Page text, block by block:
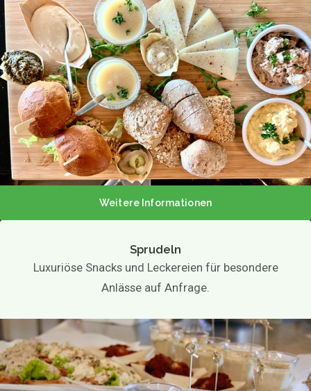
Über uns
Speisekarte
Speisekarte
Mittagessen
Weitere Informationen
Sprudeln
Luxuriöse Snacks und Leckereien für besondere
Anlässe auf Anfrage.